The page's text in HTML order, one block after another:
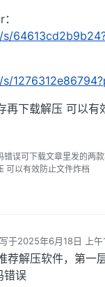
再下载解压 可以有
错误可下载文章里发的两
可以有效防止文件炸档
写于2025年6月18日 上午
后由 编辑
荐解压软件，第一
错误